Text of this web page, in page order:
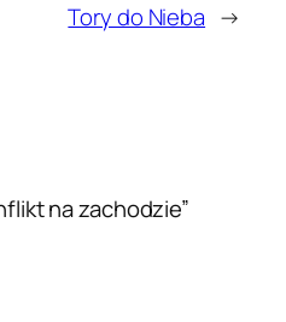
Tory do Nieba →
na zachodzie”